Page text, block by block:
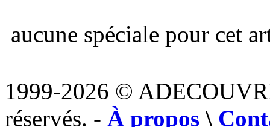
aucune spéciale pour cet
1999-2026 ©
réservés. - À propos \